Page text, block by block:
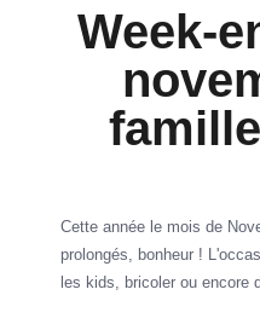
Week-
Cette année le mois de
prolongés, bonheur !
les kids, bricoler ou encore